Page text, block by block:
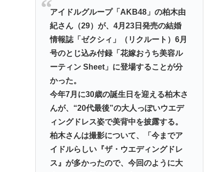
きしてる」断水なお3万戸超・・・・・・・・・
ダレノガレ明美、被災地で炊き出しへ 7種類のメニュ
ーも公開… トラック、バスなどに大量物資を搭載し
て熊本へ
「居眠り運転かな？」→何度も追突→夫婦「これは
事故じゃない」と気付く…
中2男子、野球部の練習中に頭部を強打しCT検査
→70代医師「問題ないです」→他人のCT画像で中学
千葉駅→とみ田、杉田家、蒙古タンメン、二郎、一
蘭、武蔵家、雷、ラーショ、一風堂etc…ラーメン最
強かよ？？
アイドルグループ「AKB48」の柏木由
紀さん（29）が、4月23日発売の結婚
情報誌「ゼクシィ」（リクルート）6月
号のとじ込み付録「花嫁おうち美容ル
ーティン Sheet」に登場することが分
かった。
今年7月に30歳の誕生日を迎える柏木さ
んが、“20代最後”の大人っぽいウエデ
ィングドレス姿で美背中を披露する。
柏木さんは撮影について、「今までア
イドルらしい『ザ・ウエディングドレ
ス』が多かったので、今回のように大